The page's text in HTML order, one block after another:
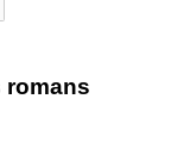
romans